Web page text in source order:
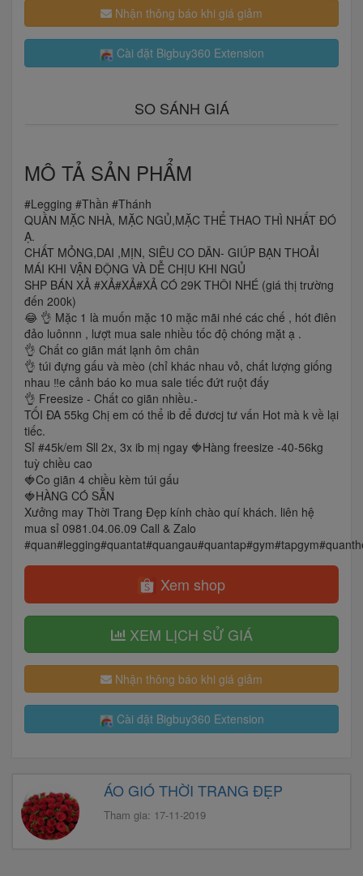
Nhận thông báo khi giá giảm
Cài đặt Bigbuy360 Extension
SO SÁNH GIÁ
MÔ TẢ SẢN PHẨM
#Legging #Thần #Thánh
QUẦN MẶC NHÀ, MẶC NGỦ,MẶC THỂ THAO THÌ NHẤT ĐÓ
Ạ.
CHẤT MỎNG,DAI ,MỊN, SIÊU CO DÃN- GIÚP BẠN THOẢI
MÁI KHI VẬN ĐỘNG VÀ DỄ CHỊU KHI NGỦ
SHP BÁN XẢ #XẢ#XẢ#XẢ CÓ 29K THÔI NHÉ (giá thị trường
đến 200k)
😂 👌 Mặc 1 là muốn mặc 10 mặc mãi nhé các chế , hót điên
đảo luônnn , lượt mua sale nhiều tốc độ chóng mặt ạ .
👌 Chất co giãn mát lạnh ôm chân
👌 túi đựng gấu và mèo (chỉ khác nhau vỏ, chất lượng giống
nhau ‼️e cảnh báo ko mua sale tiếc đứt ruột đấy
👌 Freesize - Chất co giãn nhiều.-
TỐI ĐA 55kg Chị em có thể ib để đươcj tư vấn Hot mà k về lại
tiếc.
Sỉ #45k/em Sll 2x, 3x ib mị ngay 🍓Hàng freesize -40-56kg
tuỳ chiều cao
🍓Co giãn 4 chiều kèm túi gấu
🍓HÀNG CÓ SẴN
Xưởng may Thời Trang Đẹp kính chào quí khách. liên hệ
mua sỉ 0981.04.06.09 Call & Zalo
Xem shop
XEM LỊCH SỬ GIÁ
Nhận thông báo khi giá giảm
Cài đặt Bigbuy360 Extension
ÁO GIÓ THỜI TRANG ĐẸP
Tham gia: 17-11-2019